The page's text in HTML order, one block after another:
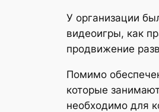
У организации
видеоигры, как
продвижение
Помимо
которые
необходимо для